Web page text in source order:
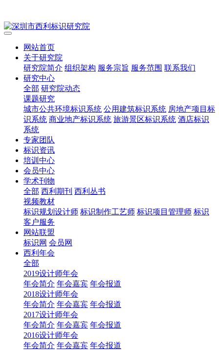
网站首页
关于研究院
研究院简介 组织架构 服务宗旨 服务范围 联系我们
研究中心
全部 研究院动态
课题研究
城市公共环境标识系统 公用建筑标识系统 房地产项目标
识系统 商业地产标识系统 旅游景区标识系统 酒店标识
系统
专家团队
标识资讯
培训中心
会员中心
学术刊物
全部 西利期刊 西利丛书
视频教材
标识规划设计师 标识制作工艺师 标识项目管理师 标识
客户服务
网站联盟
标识网 会员网
西利年会
全部
2019设计师年会
年会简介 年会嘉宾 年会报道
2018设计师年会
年会简介 年会嘉宾 年会报道
2017设计师年会
年会简介 年会嘉宾 年会报道
2016设计师年会
年会简介 年会嘉宾 年会报道